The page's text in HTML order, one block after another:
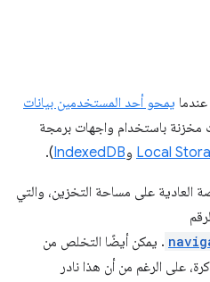
يمحو أحد المستخدمين بيانات
مخزنة باستخدام واجهات برمجة
Local وIndexedDB
).
العادية على مساحة التخزين، والتي
. يمكن أيضًا التخلص من
على الرغم من أن هذا نادر